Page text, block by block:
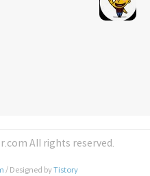
All rights reserved.
/ Designed byTistory